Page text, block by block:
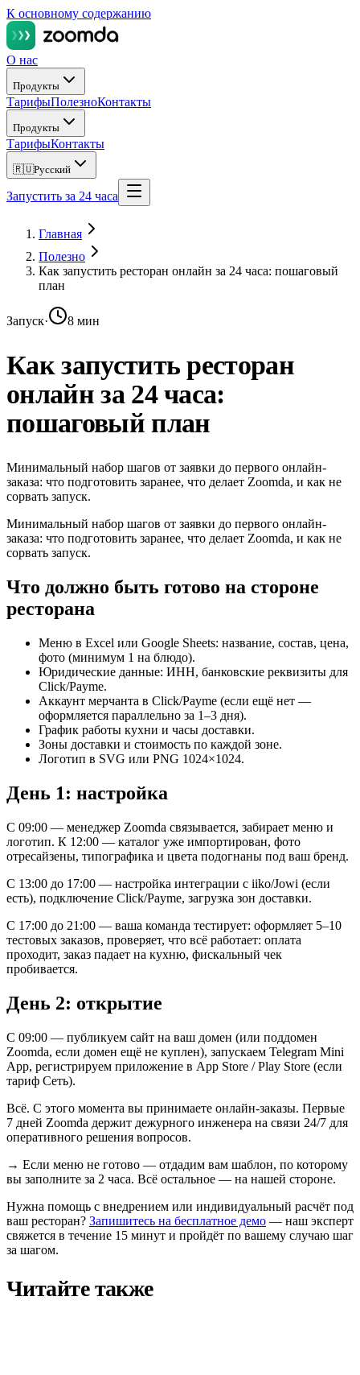
К основному содержанию
О нас
Продукты
ТарифыПолезноКонтакты
Продукты
ТарифыКонтакты
🇷🇺Русский
Запустить за 24 часа
Главная
Полезно
Как запустить ресторан онлайн за 24 часа: пошаговый
план
Запуск· 8 мин
Как запустить ресторан
онлайн за 24 часа:
пошаговый план
Минимальный набор шагов от заявки до первого онлайн-
заказа: что подготовить заранее, что делает Zoomda, и как не
сорвать запуск.
Минимальный набор шагов от заявки до первого онлайн-
заказа: что подготовить заранее, что делает Zoomda, и как не
сорвать запуск.
Что должно быть готово на стороне
ресторана
Меню в Excel или Google Sheets: название, состав, цена,
фото (минимум 1 на блюдо).
Юридические данные: ИНН, банковские реквизиты для
Click/Payme.
Аккаунт мерчанта в Click/Payme (если ещё нет —
оформляется параллельно за 1–3 дня).
График работы кухни и часы доставки.
Зоны доставки и стоимость по каждой зоне.
Логотип в SVG или PNG 1024×1024.
День 1: настройка
С 09:00 — менеджер Zoomda связывается, забирает меню и
логотип. К 12:00 — каталог уже импортирован, фото
отресайзены, типографика и цвета подогнаны под ваш бренд.
С 13:00 до 17:00 — настройка интеграции с iiko/Jowi (если
есть), подключение Click/Payme, загрузка зон доставки.
С 17:00 до 21:00 — ваша команда тестирует: оформляет 5–10
тестовых заказов, проверяет, что всё работает: оплата
проходит, заказ падает на кухню, фискальный чек
пробивается.
День 2: открытие
С 09:00 — публикуем сайт на ваш домен (или поддомен
Zoomda, если домен ещё не куплен), запускаем Telegram Mini
App, регистрируем приложение в App Store / Play Store (если
тариф Сеть).
Всё. С этого момента вы принимаете онлайн-заказы. Первые
7 дней Zoomda держит дежурного инженера на связи 24/7 для
оперативного решения вопросов.
→ Если меню не готово — отдадим вам шаблон, по которому
вы заполните за 2 часа. Всё остальное — на нашей стороне.
Нужна помощь с внедрением или индивидуальный расчёт под
ваш ресторан? Запишитесь на бесплатное демо — наш эксперт
свяжется в течение 15 минут и пройдёт по вашему случаю шаг
за шагом.
Читайте также